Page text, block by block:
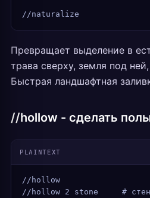
//naturalize
Превращает выделение в
трава сверху, земля под
Быстрая ландшафтная
//hollow - сделать
PLAINTEXT
//hollow
//hollow 2 stone     #